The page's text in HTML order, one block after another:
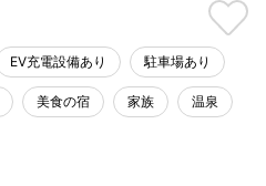
EV充電設備あり 駐車場あり
美食の宿 家族 温泉